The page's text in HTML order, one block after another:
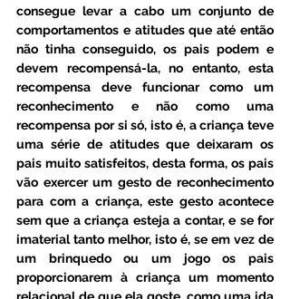
consegue levar a cabo um conjunto de
comportamentos e atitudes que até então
não tinha conseguido, os pais podem e
devem recompensá-la, no entanto, esta
recompensa deve funcionar como um
reconhecimento e não como uma
recompensa por si só, isto é, a criança teve
uma série de atitudes que deixaram os
pais muito satisfeitos, desta forma, os pais
vão exercer um gesto de reconhecimento
para com a criança, este gesto acontece
sem que a criança esteja a contar, e se for
imaterial tanto melhor, isto é, se em vez de
um brinquedo ou um jogo os pais
proporcionarem à criança um momento